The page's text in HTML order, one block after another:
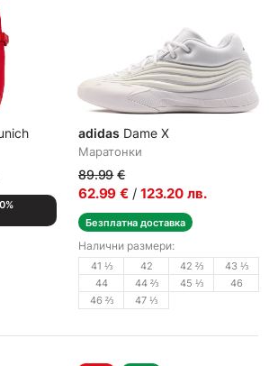
adidas Dame X
Маратонки
89.99 €
62.99 € / 123.20 лв.
Безплатна доставка
Налични размери:
41 ⅓ 42 42 ⅔
43 ⅓
44
44 ⅔ 45 ⅓
46
46 ⅔
47 ⅓